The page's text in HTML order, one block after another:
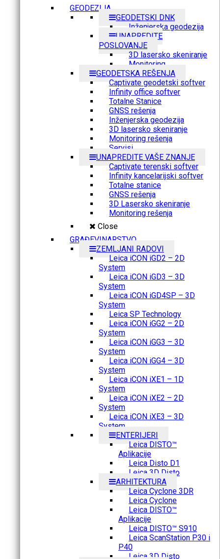
GEODEZIJA
GEODETSKI DNK
Inženjerska geodezija
UNAPREDITE
POSLOVANJE
3D lasersko skeniranje
Monitoring
GEODETSKA REŠENJA
Captivate geodetski softver
Infinity office softver
Totalne Stanice
GNSS rešenja
Inženjerska geodezija
3D lasersko skeniranje
Monitoring rešenja
Servisi
UNAPREDITE VAŠE ZNANJE
Captivate terenski softver
Infinity kancelarijski softver
Totalne stanice
GNSS rešenja
3D Lasersko skeniranje
Monitoring rešenja
Close
GRAĐEVINARSTVO
ZEMLJANI RADOVI
Leica iCON iGD2 – 2D
System
Leica iCON iGD3 – 3D
System
Leica iCON iGD4SP – 3D
System
Leica SP Technology
Leica iCON iGG2 – 2D
System
Leica iCON iGG3 – 3D
System
Leica iCON iGG4 – 3D
System
Leica iCON iXE1 – 1D
System
Leica iCON iXE2 – 2D
System
Leica iCON iXE3 – 3D
System
ENTERIJERI
Leica DISTO™
Aplikacije
Leica Disto D1
Leica 3D Disto
ARHITEKTURA
Leica Cyclone 3DR
Leica Cyclone
Leica DISTO™
Aplikacije
Leica DISTO™ S910
Leica ScanStation P30 i
P40
Leica 3D Disto